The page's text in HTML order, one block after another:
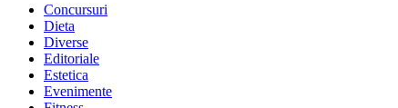
Concursuri
Dieta
Diverse
Editoriale
Estetica
Evenimente